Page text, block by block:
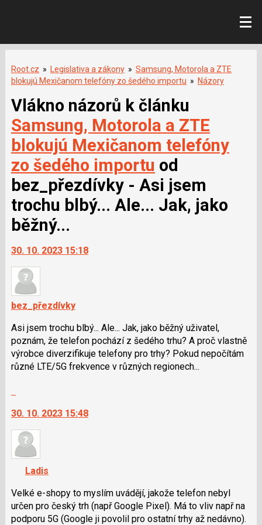
Root.cz » Legislativa a zákony » Samsung, Motorola a ZTE
blokujú Mexičanom telefóny zo šedého importu » Názory
Vlákno názorů k článku
Samsung, Motorola a ZTE
blokujú Mexičanom telefóny
zo šedého importu od
bez_přezdívky - Asi jsem
trochu blbý... Ale... Jak, jako
běžný...
30. 10. 2023 15:18
bez_přezdívky
Asi jsem trochu blbý... Ale... Jak, jako běžný uživatel,
poznám, že telefon pochází z šedého trhu? A proč vlastně
výrobce diverzifikuje telefony pro trhy? Pokud nepočítám
různé LTE/5G frekvence v různých regionech...
další
nový
názor.
navigaci
lze
použít
i
klávesy
30. 10. 2023 15:48
Ladis
Velké e-shopy to myslím uvádějí, jakože telefon nebyl
určen pro český trh (např Google Pixel). Má to vliv např na
podporu 5G (Google ji povolil pro ostatní trhy až nedávno).